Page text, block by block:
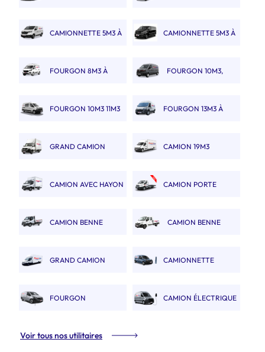
CAMIONNETTE 5M3 À CAMIONNETTE 5M3 À
FOURGON 8M3 À
FOURGON 10M3,
FOURGON 10M3 11M3
FOURGON 13M3 À
GRAND CAMION
CAMION 19M3
CAMION AVEC HAYON
CAMION PORTE
CAMION BENNE
CAMION BENNE
GRAND CAMION
CAMIONNETTE
FOURGON
CAMION ÉLECTRIQUE
Voir tous nos utilitaires